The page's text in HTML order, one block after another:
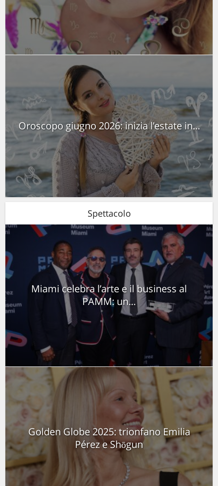
Oroscopo giugno 2026: inizia l’estate in...
Spettacolo
Miami celebra l’arte e il business al
PAMM: un...
Golden Globe 2025: trionfano Emilia
Pérez e Shōgun